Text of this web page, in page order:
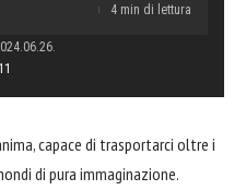
4 min di lettura
capace di trasportarci oltre i
di pura immaginazione.